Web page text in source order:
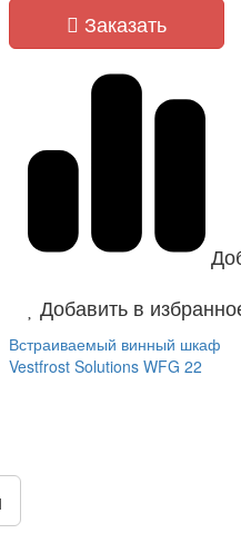
Заказать
Добавить в
Встраиваемый винный шкаф
Vestfrost Solutions WFG 22